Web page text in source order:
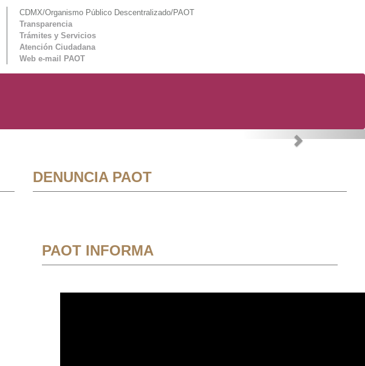
CDMX/Organismo Público Descentralizado/PAOT
Transparencia
Trámites y Servicios
Atención Ciudadana
Web e-mail PAOT
Next
DENUNCIA PAOT
PAOT INFORMA